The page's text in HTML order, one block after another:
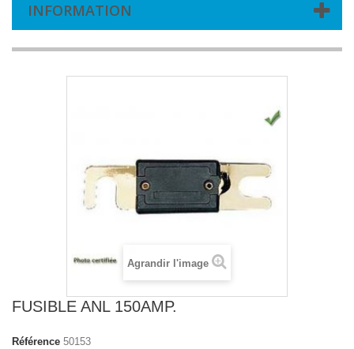
INFORMATION
Agrandir l'image
FUSIBLE ANL 150AMP.
Référence 50153